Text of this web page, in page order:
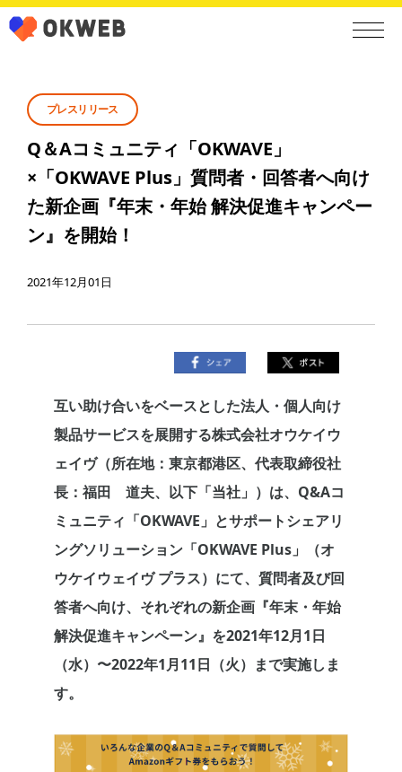
プレスリリース
Q＆Aコミュニティ「OKWAVE」
×「OKWAVE Plus」質問者・回答者へ向け
た新企画『年末・年始 解決促進キャンペー
ン』を開始！
2021年12月01日
互い助け合いをベースとした法人・個人向け
製品サービスを展開する株式会社オウケイウ
ェイヴ（所在地：東京都港区、代表取締役社
長：福田 道夫、以下「当社」）は、Q&Aコ
ミュニティ「OKWAVE」とサポートシェアリ
ングソリューション「OKWAVE Plus」（オ
ウケイウェイヴ プラス）にて、質問者及び回
答者へ向け、それぞれの新企画『年末・年始
解決促進キャンペーン』を2021年12月1日
（水）〜2022年1月11日（火）まで実施しま
す。